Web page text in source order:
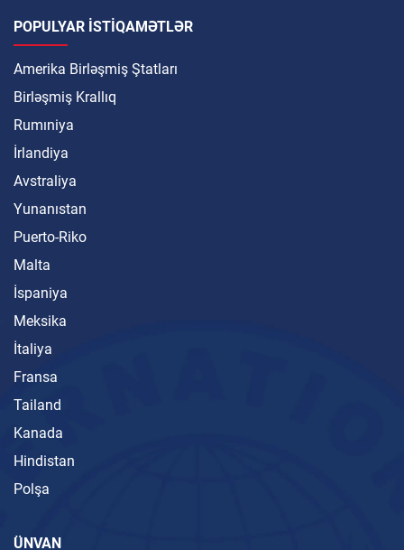
POPULYAR ISTIQAMƏTLƏR
Amerika Birləşmiş Ştatları
Birləşmiş Krallıq
Rumıniya
İrlandiya
Avstraliya
Yunanıstan
Puerto-Riko
Malta
İspaniya
Meksika
İtaliya
Fransa
Tailand
Kanada
Hindistan
Polşa
ÜNVAN